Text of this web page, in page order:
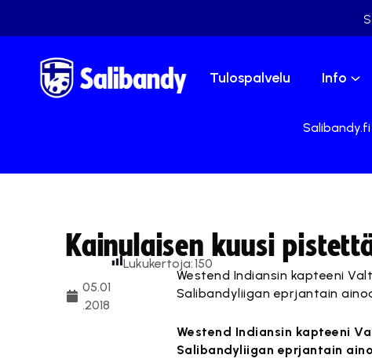
Tulospalvelu Info
Salibandy.fi
Kainulaisen kuusi
05.01
.2018
Lukukertoja:150
Westend Indiansin kapteeni
Salibandyliigan eprjantain
Westend Indiansin kapteeni
Salibandyliigan eprjantain